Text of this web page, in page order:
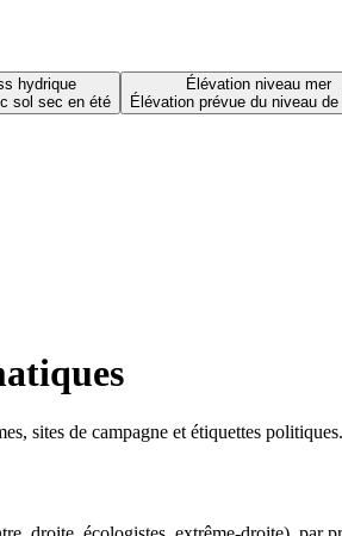
hydrique
sol sec en été
Élévation niveau mer
Élévation prévue du niveau
sites de campagne et étiquettes politiques.